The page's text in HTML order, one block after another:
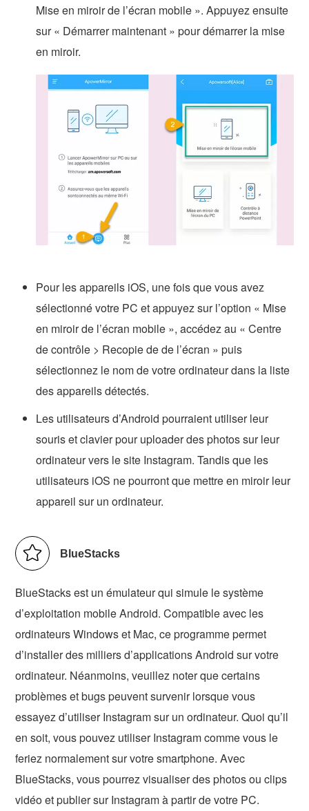
Mise en miroir de l’écran mobile ». Appuyez ensuite
sur « Démarrer maintenant » pour démarrer la mise
en miroir.
Pour les appareils iOS, une fois que vous avez
sélectionné votre PC et appuyez sur l’option « Mise
en miroir de l’écran mobile », accédez au « Centre
de contrôle > Recopie de de l’écran » puis
sélectionnez le nom de votre ordinateur dans la liste
des appareils détectés.
Les utilisateurs d’Android pourraient utiliser leur
souris et clavier pour uploader des photos sur leur
ordinateur vers le site Instagram. Tandis que les
utilisateurs iOS ne pourront que mettre en miroir leur
appareil sur un ordinateur.
BlueStacks
BlueStacks est un émulateur qui simule le système
d’exploitation mobile Android. Compatible avec les
ordinateurs Windows et Mac, ce programme permet
d’installer des milliers d’applications Android sur votre
ordinateur. Néanmoins, veuillez noter que certains
problèmes et bugs peuvent survenir lorsque vous
essayez d’utiliser Instagram sur un ordinateur. Quoi qu’il
en soit, vous pouvez utiliser Instagram comme vous le
feriez normalement sur votre smartphone. Avec
BlueStacks, vous pourrez visualiser des photos ou clips
vidéo et publier sur Instagram à partir de votre PC.